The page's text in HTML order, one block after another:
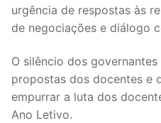
Sectores
PRÉ-ESCOLAR
1º CICLO
2º/3º CEB /
urgência de respostas às
de negociações e diálogo
O silêncio dos
propostas dos docentes e
empurrar a luta dos
Ano Letivo.